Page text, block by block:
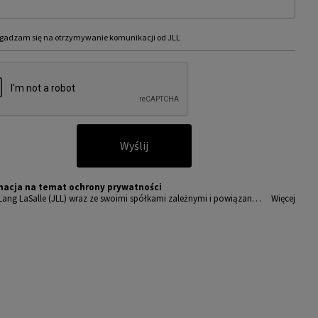
się na otrzymywanie komunikacji od JLL
Wyślij
na temat ochrony prywatności
LaSalle (JLL) wraz ze swoimi spółkami zależnymi i powiązany
Więcej